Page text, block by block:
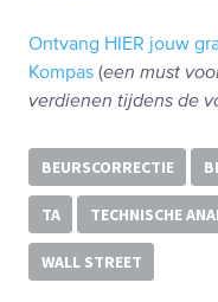
Ontvang HIER jouw
Kompas (een must
verdienen tijdens de
BEURSCORRECTIE
TA TECHNISCHE
WALL STREET